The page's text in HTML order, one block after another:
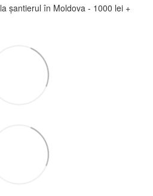
șantierul în Moldova - 1000 lei +